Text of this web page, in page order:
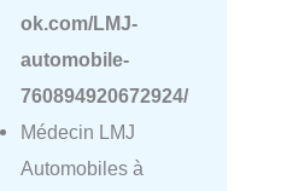
ok.com/LMJ-
automobile-
760894920672924/
Médecin LMJ
Automobiles à